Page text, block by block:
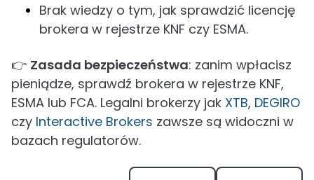
Brak wiedzy o tym, jak sprawdzić licencję
brokera w rejestrze KNF czy ESMA.
👉 Zasada bezpieczeństwa: zanim wpłacisz
pieniądze, sprawdź brokera w rejestrze KNF,
ESMA lub FCA. Legalni brokerzy jak XTB, DEGIRO
czy Interactive Brokers zawsze są widoczni w
bazach regulatorów.